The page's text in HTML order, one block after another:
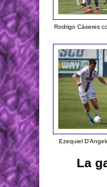
Rodrigo Cáseres
Ezequiel
La